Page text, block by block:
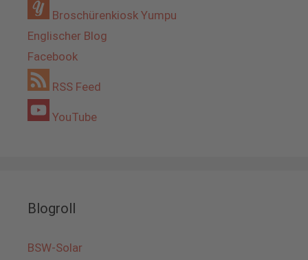
Broschürenkiosk Yumpu
Englischer Blog
Facebook
RSS Feed
YouTube
Blogroll
BSW-Solar